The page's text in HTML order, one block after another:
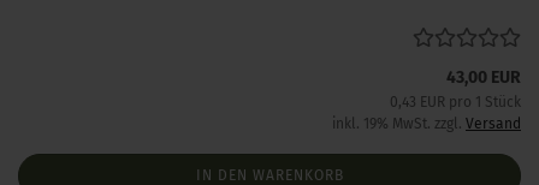
43,00 EUR
0,43 EUR pro 1 Stück
inkl. 19% MwSt. zzgl. Versand
IN DEN WARENKORB